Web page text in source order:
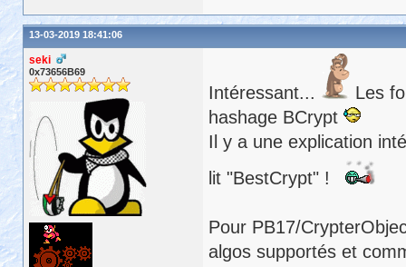
13-03-2019 18:41:06
seki
0x73656B69
Intéressant...
Les
hashage BCrypt
Il y a une explication
lit "BestCrypt" !
Pour PB17/
algos supportés et